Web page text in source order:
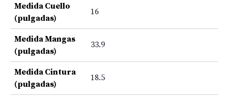
Medida Cuello
(pulgadas)
16
Medida Mangas
(pulgadas)
33.9
Medida Cintura
(pulgadas)
18.5